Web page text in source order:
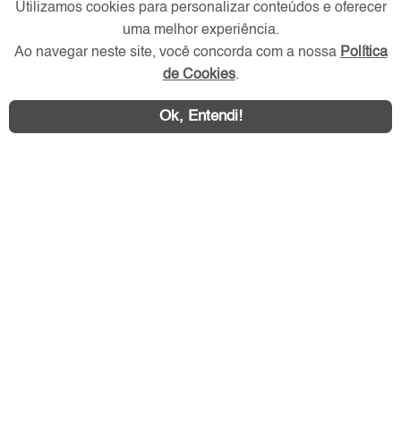
Verificada por
Redes Sociais
Utilizamos cookies para personalizar conteúdos e oferecer
uma melhor experiência.
Ao navegar neste site, você concorda com a nossa Política
de Cookies.
Ok, Entendi!